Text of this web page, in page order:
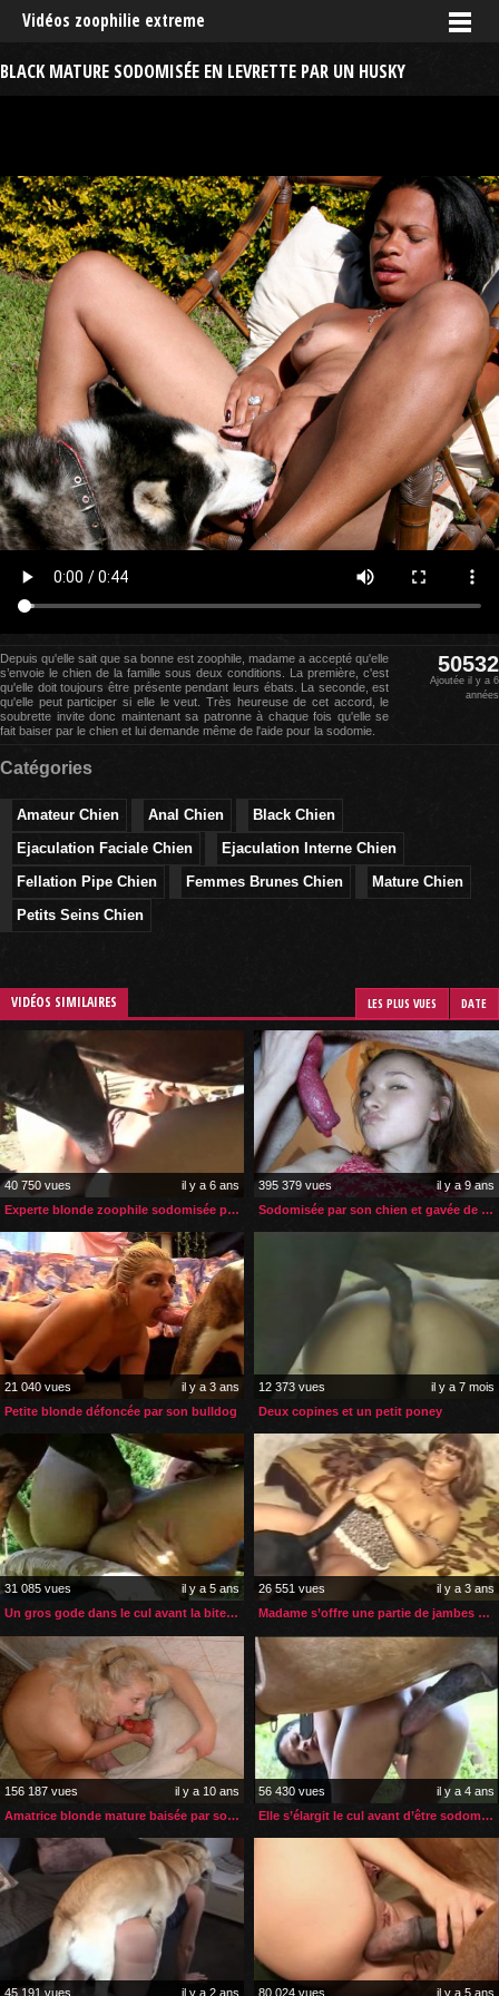
Vidéos zoophilie extreme
BLACK MATURE SODOMISÉE EN LEVRETTE PAR UN HUSKY
Depuis qu'elle sait que sa bonne est zoophile, madame a accepté qu'elle
s’envoie le chien de la famille sous deux conditions. La première, c'est
qu'elle doit toujours être présente pendant leurs ébats. La seconde, est
qu'elle peut participer si elle le veut. Très heureuse de cet accord, le
soubrette invite donc maintenant sa patronne à chaque fois qu'elle se
fait baiser par le chien et lui demande même de l'aide pour la sodomie.
50532
Ajoutée il y a 6
années
Catégories
Amateur Chien Anal Chien
Black Chien
Ejaculation Faciale Chien
Ejaculation Interne Chien
Fellation Pipe Chien
Femmes Brunes Chien
Mature Chien
Petits Seins Chien
VIDÉOS SIMILAIRES LES PLUS VUES DATE
40 750 vues
il y a 6 ans
Experte blonde zoophile sodomisée par son cheval
395 379 vues
il y a 9 ans
Sodomisée par son chien et gavée de son sperme
21 040 vues
il y a 3 ans
Petite blonde défoncée par son bulldog
12 373 vues
il y a 7 mois
Deux copines et un petit poney
31 085 vues
il y a 5 ans
Un gros gode dans le cul avant la bite de son cheval
26 551 vues
il y a 3 ans
Madame s’offre une partie de jambes en l’air avec son chien
156 187 vues
il y a 10 ans
Amatrice blonde mature baisée par son chien
56 430 vues
il y a 4 ans
Elle s’élargit le cul avant d’être sodomisée par son cheval
45 191 vues il y a 2 ans 80 024 vues il y a 5 ans